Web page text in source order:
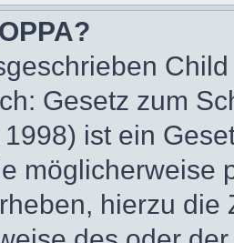
Gesetz zum
ist ein
möglicherweise
hierzu die